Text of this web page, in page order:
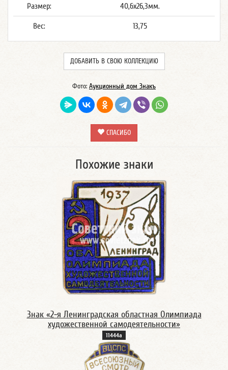
Размер: 40,6x26,3мм.
Вес: 13,75
ДОБАВИТЬ В СВОЮ КОЛЛЕКЦИЮ
Фото: Аукционный дом Знакъ
СПАСИБО
Похожие знаки
Знак «2-я Ленинградская областная Олимпиада
художественной самодеятельности»
11444а